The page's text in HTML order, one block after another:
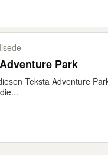
Park
Teksta Adventure